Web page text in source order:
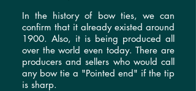
In the history of bow ties, we can
confirm that it already existed around
1900. Also, it is being produced all
over the world even today. There are
producers and sellers who would call
any bow tie a "Pointed end" if the tip
is sharp.